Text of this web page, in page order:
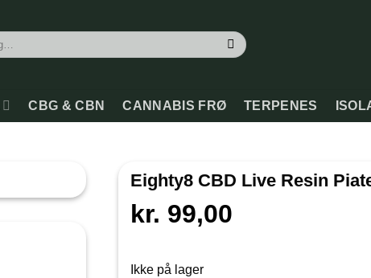
CBG & CBN CANNABIS FRØ TERPENES
Eighty8 CBD Live Resin
kr. 99,00
Ikke på lager